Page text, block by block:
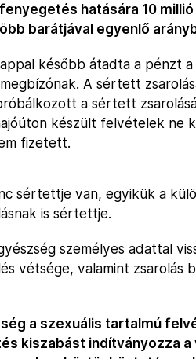
hatására 10
barátjával egyenlő
később átadta a pénzt
A sértett
a sértett
készült felvételek ne
fizetett.
sértettje van, egyikük a
is sértettje.
személyes adattal
vétsége, valamint zsarolás
a szexuális tartalmú
kiszabást indítványozza